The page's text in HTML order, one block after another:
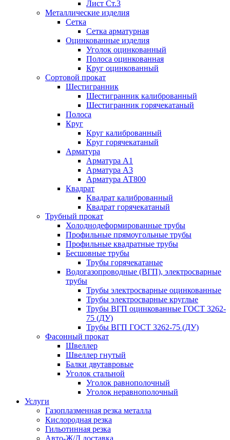
Лист Ст.3
Металлические изделия
Сетка
Сетка арматурная
Оцинкованные изделия
Уголок оцинкованный
Полоса оцинкованная
Круг оцинкованный
Сортовой прокат
Шестигранник
Шестигранник калиброванный
Шестигранник горячекатаный
Полоса
Круг
Круг калиброванный
Круг горячекатаный
Арматура
Арматура А1
Арматура А3
Арматура АТ800
Квадрат
Квадрат калиброванный
Квадрат горячекатаный
Трубный прокат
Холоднодеформированные трубы
Профильные прямоугольные трубы
Профильные квадратные трубы
Бесшовные трубы
Трубы горячекатаные
Водогазопроводные (ВГП), электросварные
трубы
Трубы электросварные оцинкованные
Трубы электросварные круглые
Трубы ВГП оцинкованные ГОСТ 3262-
75 (ДУ)
Трубы ВГП ГОСТ 3262-75 (ДУ)
Фасонный прокат
Швеллер
Швеллер гнутый
Балки двутавровые
Уголок стальной
Уголок равнополочный
Уголок неравнополочный
Услуги
Газоплазменная резка металла
Кислородная резка
Гильотинная резка
Авто-Ж/Д доставка